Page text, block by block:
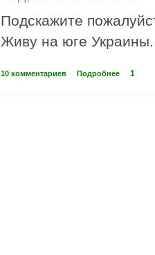
Подскажите
Живу на юге Украины.
10 комментариев Подробнее 1